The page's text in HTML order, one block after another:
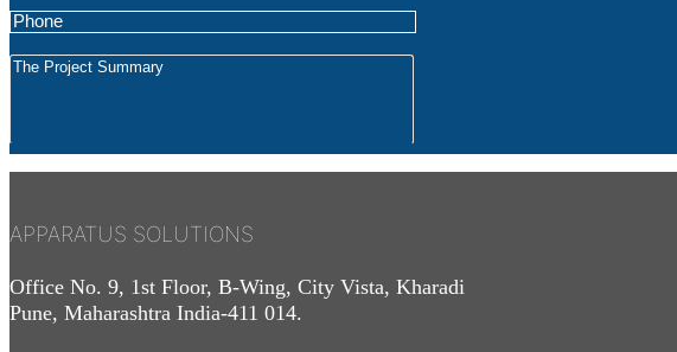
APPARATUS SOLUTIONS
Office No. 9, 1st Floor, B-Wing, City Vista, Kharadi
Pune, Maharashtra India-411 014.